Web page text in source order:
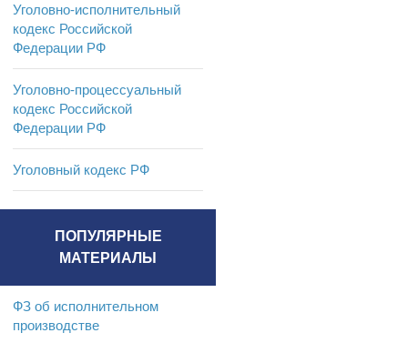
Уголовно-исполнительный
кодекс Российской
Федерации РФ
Уголовно-процессуальный
кодекс Российской
Федерации РФ
Уголовный кодекс РФ
ПОПУЛЯРНЫЕ
МАТЕРИАЛЫ
ФЗ об исполнительном
производстве